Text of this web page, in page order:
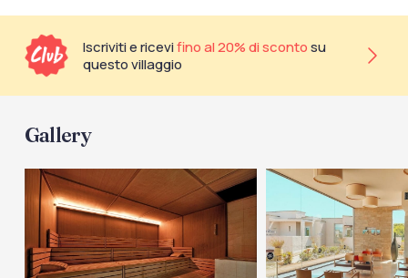
Iscriviti e ricevifino al 20% di scontosu
questo villaggio
Gallery